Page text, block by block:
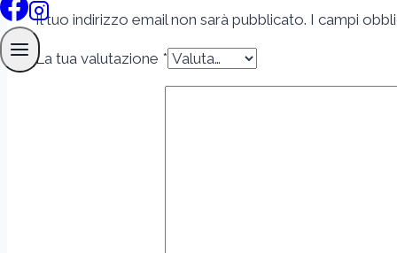
Il tuo indirizzo email non sarà pubblicato. I campi
La tua valutazione *